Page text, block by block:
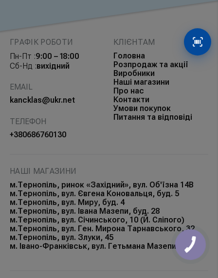
ГРАФІК РОБОТИ
Пн-Пт :9:00 – 18:00
Сб-Нд :вихідний
EMAIL
kancklas@ukr.net
ТЕЛЕФОН
+380686760130
КЛІЄНТАМ
Головна
Розпродаж та акції
Виробники
Наші магазини
Про нас
Контакти
Умови покупок
Питання та відповіді
НАШІ МАГАЗИНИ
м.Тернопіль, ринок «Західний», вул. Об'їзна 14В
м.Тернопіль, вул. Євгена Коновальця, буд. 5
м.Тернопіль, вул. Миру, буд. 4
м.Тернопіль, вул. Івана Мазепи, буд. 28
м.Тернопіль, вул. Січинського, 10 (Й. Сліпого)
м.Тернопіль, вул. Ген. Мирона Тарнавського, 32
м.Тернопіль, вул. Злуки, 45
м. Івано-Франківськ, вул. Гетьмана Мазепи, 168Б
КНОПКА
ЗВ'ЯЗКУ